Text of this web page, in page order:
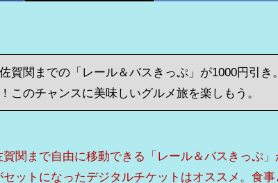
賀関までの「レール＆バスきっぷ」が1000円引き
このチャンスに美味しいグルメ旅を楽しもう。
賀関まで自由に移動できる「レール＆バスきっぷ
セットになったデジタルチケットはオススメ。食